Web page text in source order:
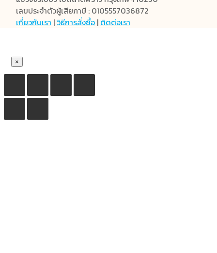
เลขประจำตัวผู้เสียภาษี : 0105557036872
เกี่ยวกับเรา |วิธีการสั่งซื้อ | ติดต่อเรา
×